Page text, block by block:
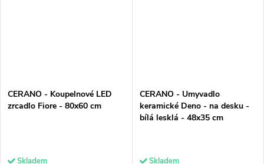
CERANO - Koupelnové LED
zrcadlo Fiore - 80x60 cm
Skladem
CERANO - Umyvadlo
keramické Deno - na desku -
bílá lesklá - 48x35 cm
Skladem